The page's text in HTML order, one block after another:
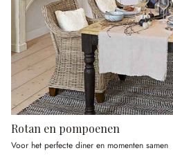
Rotan en pompoenen
Voor het perfecte diner en momenten samen